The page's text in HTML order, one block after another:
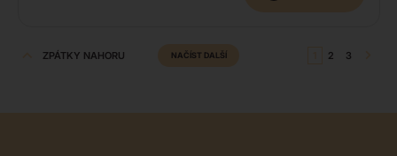
ZPÁTKY NAHORU NAČÍST DALŠÍ 2 3